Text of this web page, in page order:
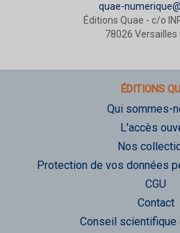
quae-
Éditions Quae - c/o
78026 Versailles
ÉDITIONS
Qui sommes-
L'accès
Nos
Protection de vos données
CGU
Contact
Conseil scientifique